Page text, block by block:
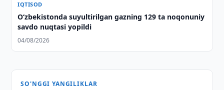
IQTISOD
O‘zbekistonda suyultirilgan gazning 129 ta noqonuniy
savdo nuqtasi yopildi
04/08/2026
SO'NGGI YANGILIKLAR